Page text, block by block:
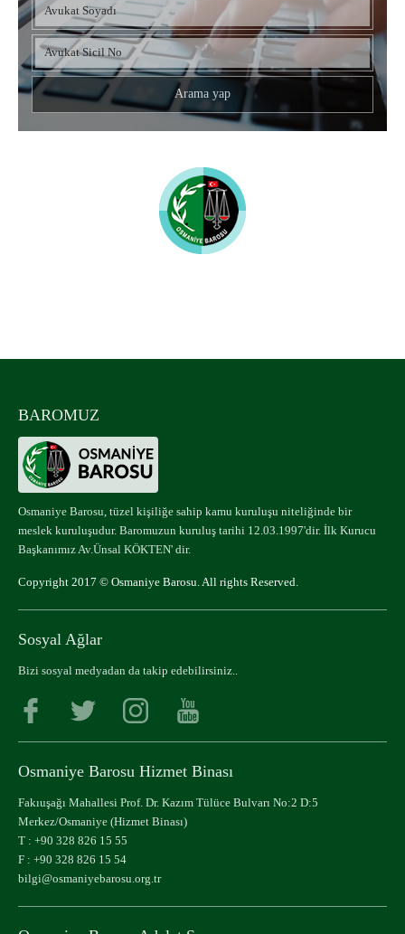
BAROMUZ
Osmaniye Barosu, tüzel kişiliğe sahip kamu kuruluşu niteliğinde bir
meslek kuruluşudur. Baromuzun kuruluş tarihi 12.03.1997'dir. İlk Kurucu
Başkanımız Av.Ünsal KÖKTEN' dir.
Copyright 2017 © Osmaniye Barosu. All rights Reserved.
Sosyal Ağlar
Bizi sosyal medyadan da takip edebilirsiniz..
Osmaniye Barosu Hizmet Binası
Fakıuşağı Mahallesi Prof. Dr. Kazım Tülüce Bulvarı No:2 D:5
Merkez/Osmaniye (Hizmet Binası)
T : +90 328 826 15 55
F : +90 328 826 15 54
bilgi@osmaniyebarosu.org.tr